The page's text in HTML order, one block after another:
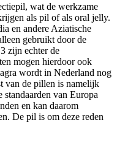
wat de werkzame
als pil of als oral jelly.
en andere Aziatische
gebruikt door de
zijn echter de
mogen hierdoor ook
wordt in Nederland nog
van de pillen is namelijk
van Europa
en kan daarom
De pil is om deze reden